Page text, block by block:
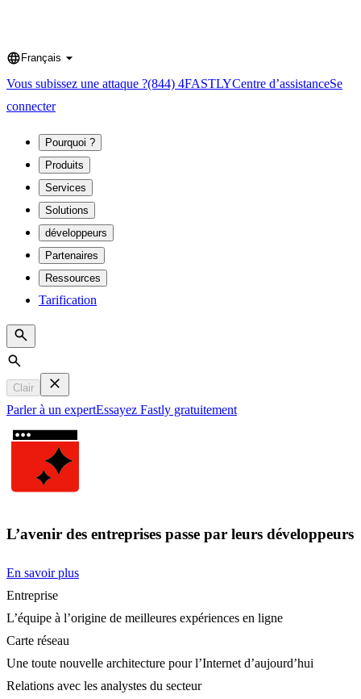
Language
Français
Vous subissez une attaque ?(844) 4FASTLYCentre d’assistanceSe
connecter
Pourquoi ?
Produits
Services
Solutions
développeurs
Partenaires
Ressources
Tarification
Search
Clair
Parler à un expertEssayez Fastly gratuitement
L’avenir des entreprises passe par leurs développeurs
En savoir plus
Entreprise
L’équipe à l’origine de meilleures expériences en ligne
Carte réseau
Une toute nouvelle architecture pour l’Internet d’aujourd’hui
Relations avec les analystes du secteur